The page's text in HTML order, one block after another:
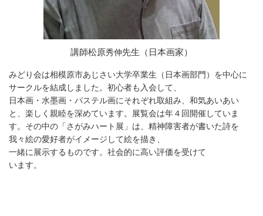
講師松原秀伸先生（日本画家）
みどり会は相模原市あじさい大学卒業生（日本画部門）を中心に
サークルを結成しました。初心者も入会して、
日本画・水墨画・パステル画にそれぞれ取組み、和気あいあい
と、楽しく親睦を深めています。展覧会は年４回開催していま
す。その中の「さがみハート展」は、精神障害者が書いた詩を
我々絵の愛好者がイメージして絵を描き、
一緒に展示するものです。社会的に高い評価を受けて
います。